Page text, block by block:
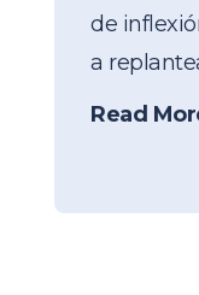
de
a
Read